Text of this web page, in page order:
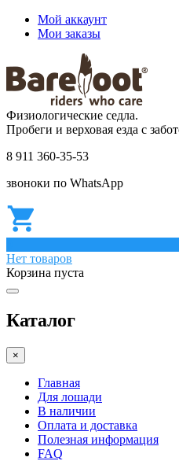
Мой аккаунт
Мои заказы
Физиологические седла.
Пробеги и верховая езда с
8 911 360-35-53
звоноки по WhatsApp
Нет товаров
Корзина пуста
Каталог
×
Главная
Для лошади
В наличии
Оплата и доставка
Полезная информация
FAQ